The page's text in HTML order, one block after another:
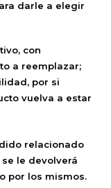
darle a elegir
con
a reemplazar;
por si
vuelva a estar
relacionado
le devolverá
por los mismos.